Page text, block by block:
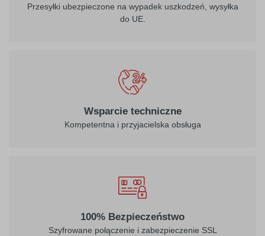
Przesyłki ubezpieczone na wypadek uszkodzeń, wysyłka
do UE.
Wsparcie techniczne
Kompetentna i przyjacielska obsługa
100% Bezpieczeństwo
Szyfrowane połączenie i zabezpieczenie SSL